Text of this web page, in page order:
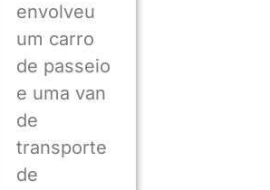
envolveu
um carro
de passeio
e uma van
de
transporte
de